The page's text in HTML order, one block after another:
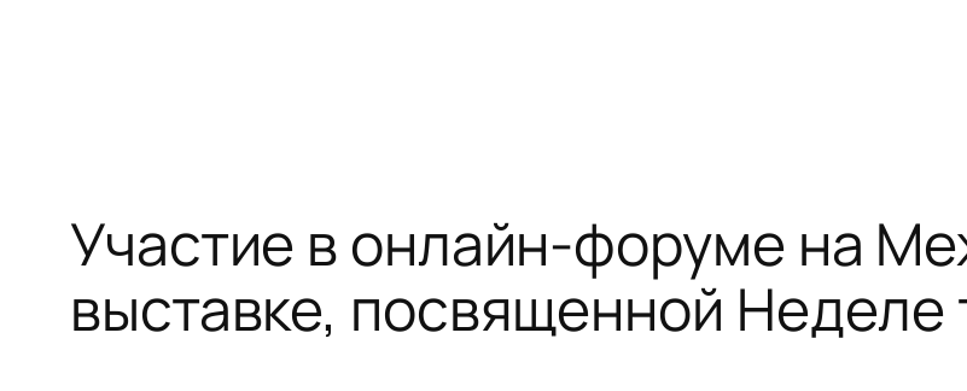
Участие в онлайн-форуме на
выставке, посвященной Неделе